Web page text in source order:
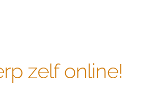
zelf online!